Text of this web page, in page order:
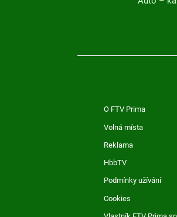
O FTV Prima
Volná místa
Reklama
HbbTV
Podmínky užívání
Cookies